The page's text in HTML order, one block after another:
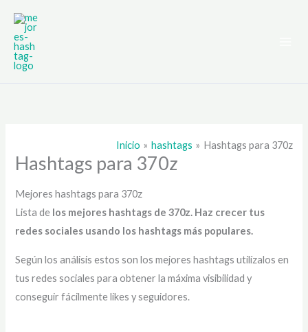
contenido
Inicio hashtags Hashtags para 370z
Hashtags para 370z
Mejores hashtags para 370z
Lista de los mejores hashtags de 370z. Haz crecer tus
redes sociales usando los hashtags más populares.
Según los análisis estos son los mejores hashtags utilízalos en
tus redes sociales para obtener la máxima visibilidad y
conseguir fácilmente likes y seguidores.